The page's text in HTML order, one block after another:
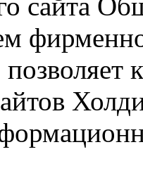
сайта